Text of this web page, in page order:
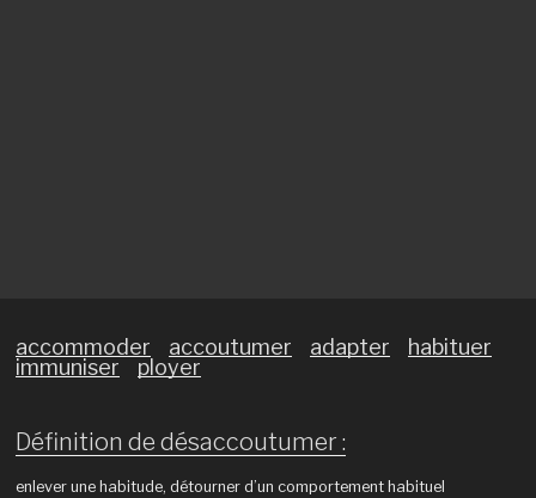
accommoder accoutumer adapter
habituer
immuniser
ployer
Définition de désaccoutumer :
enlever une habitude, détourner d’un comportement habituel